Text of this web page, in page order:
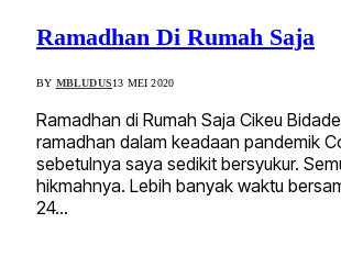
Ramadhan Di Rumah Saja
BY MBLUDUS13 MEI 2020
Ramadhan di Rumah Saja Cikeu
ramadhan dalam keadaan pandemik
sebetulnya saya sedikit bersyukur.
hikmahnya. Lebih banyak waktu
24…